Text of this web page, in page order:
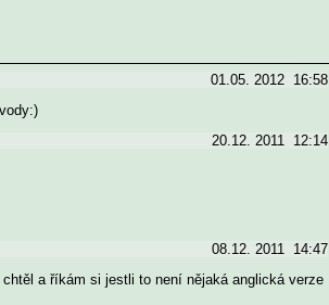
01.05. 2012 16:58
20.12. 2011 12:14
08.12. 2011 14:47
a říkám si jestli to není nějaká anglická verze